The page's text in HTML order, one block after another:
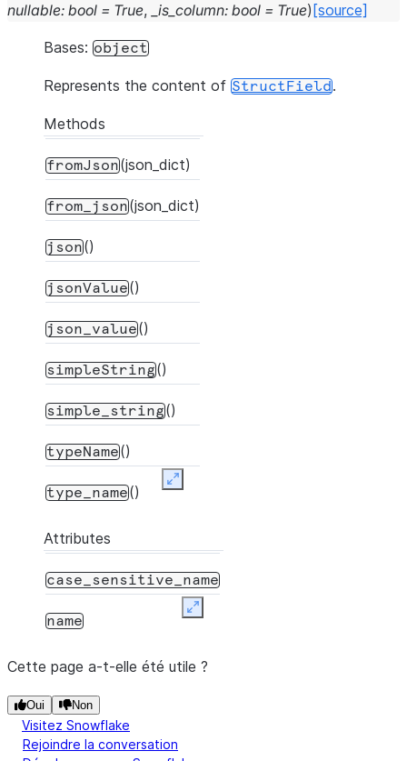
nullable: bool = True, _is_column: bool = True) [source]
Bases: object
Represents the content of StructField.
Methods
fromJson(json_dict)
from_json(json_dict)
json()
jsonValue()
json_value()
simpleString()
simple_string()
typeName()
type_name() Expand
Attributes
case_sensitive_name
name
Expand
Cette page a-t-elle été utile ?
Oui Non
Visitez Snowflake
Rejoindre la conversation